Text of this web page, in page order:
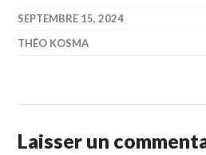
SEPTEMBRE 15, 2024
THÉO KOSMA
Laisser un